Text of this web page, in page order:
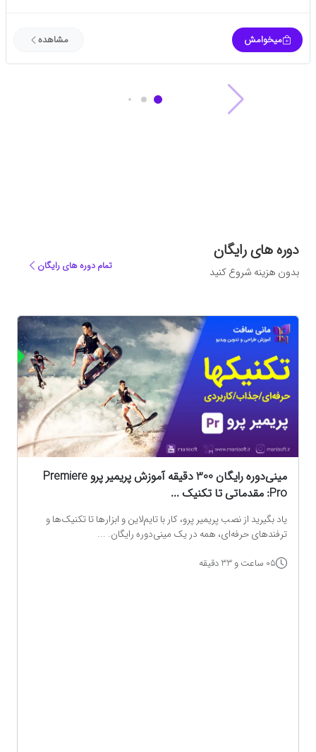
میخوامش مشاهده
دوره های رایگان
بدون هزینه شروع کنید تمام دوره های رایگان
مینی‌دوره رایگان 300 دقیقه آموزش پریمیر پرو Premiere
Pro: مقدماتی تا تکنیک‌ ...
یاد بگیرید از نصب پریمیر پرو، کار با تایم‌لاین و ابزارها تا تکنیک‌ها و
ترفندهای حرفه‌ای، همه در یک مینی‌دوره رایگان. ...
05 ساعت و 33 دقیقه